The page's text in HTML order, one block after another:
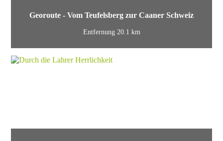
Georoute - Vom Teufelsberg zur Caaner Schweiz
Entfernung 20.1 km